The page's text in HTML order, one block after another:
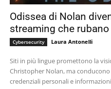
Odissea di Nolan
streaming che
Cybersecurity Laura Antonelli
Siti in più lingue promettono la
Christopher Nolan, ma